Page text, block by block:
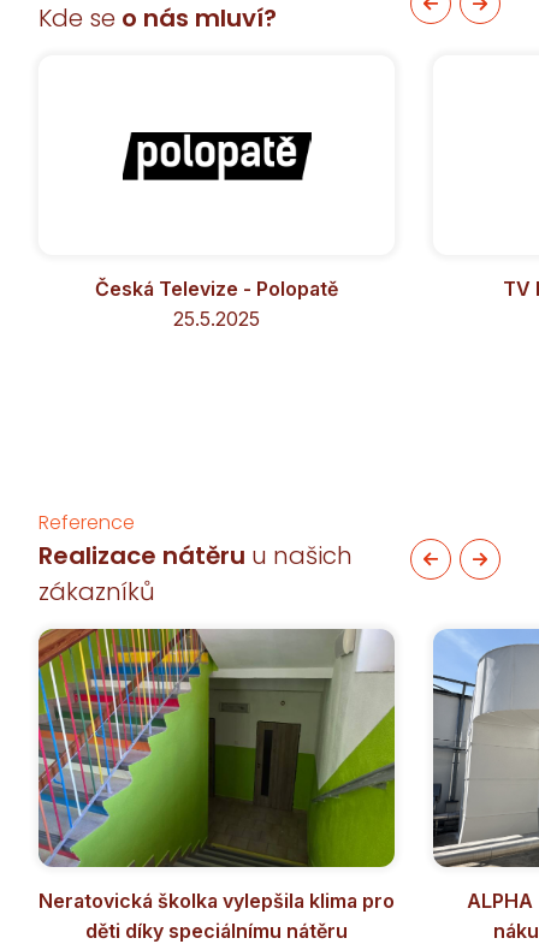
Kde se o nás mluví?
Česká Televize - Polopatě
25.5.2025
TV
Reference
Realizace nátěru u našich
zákazníků
Neratovická školka vylepšila klima pro
děti díky speciálnímu nátěru
ALPHA